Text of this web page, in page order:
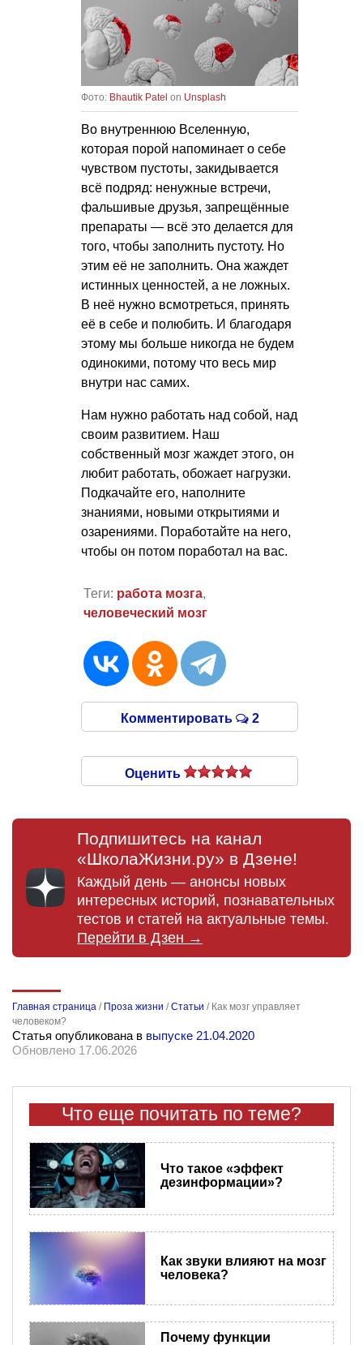
Фото: Bhautik Patel on Unsplash
Во внутреннюю Вселенную,
которая порой напоминает о себе
чувством пустоты, закидывается
всё подряд: ненужные встречи,
фальшивые друзья, запрещённые
препараты — всё это делается для
того, чтобы заполнить пустоту. Но
этим её не заполнить. Она жаждет
истинных ценностей, а не ложных.
В неё нужно всмотреться, принять
её в себе и полюбить. И благодаря
этому мы больше никогда не будем
одинокими, потому что весь мир
внутри нас самих.
Нам нужно работать над собой, над
своим развитием. Наш
собственный мозг жаждет этого, он
любит работать, обожает нагрузки.
Подкачайте его, наполните
знаниями, новыми открытиями и
озарениями. Поработайте на него,
чтобы он потом поработал на вас.
Теги: работа мозга,
человеческий мозг
Комментировать 2
Оценить
Подпишитесь на канал
«ШколаЖизни.ру» в Дзене!
Каждый день — анонсы новых
интересных историй, познавательных
тестов и статей на актуальные темы.
Перейти в Дзен →
Главная страница / Проза жизни /Статьи / Как мозг управляет
человеком?
Статья опубликована в выпуске 21.04.2020
Обновлено 17.06.2026
Что еще почитать по теме?
Что такое «эффект
дезинформации»?
Как звуки влияют на мозг
человека?
Почему функции